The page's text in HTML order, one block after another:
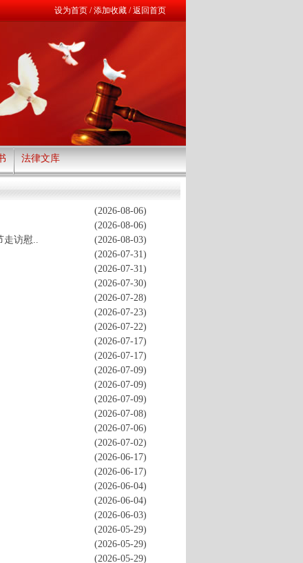
设为首页/添加收藏/返回首页
法律文库
(2026-08-06)
(2026-08-06)
走访慰..
(2026-08-03)
(2026-07-31)
(2026-07-31)
(2026-07-30)
(2026-07-28)
(2026-07-23)
(2026-07-22)
(2026-07-17)
(2026-07-17)
(2026-07-09)
(2026-07-09)
(2026-07-09)
(2026-07-08)
(2026-07-06)
(2026-07-02)
(2026-06-17)
(2026-06-17)
(2026-06-04)
(2026-06-04)
(2026-06-03)
(2026-05-29)
(2026-05-29)
(2026-05-29)